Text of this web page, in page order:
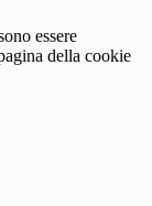
essere
della cookie